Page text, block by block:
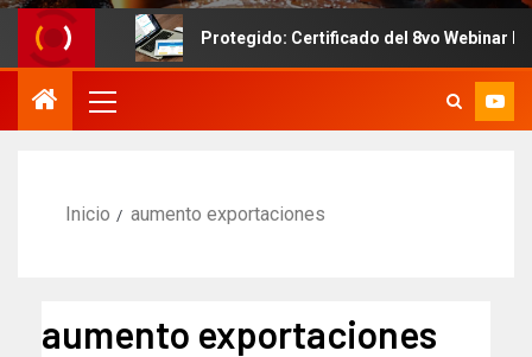
Protegido: Certificado del 8vo Webinar
Inicio aumento exportaciones
aumento exportaciones